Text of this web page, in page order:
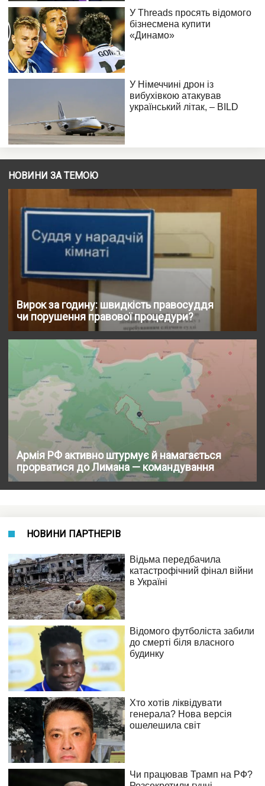
НОВИНИ ЗА ТЕМОЮ
Вирок за годину: швидкість правосуддя
чи порушення правової процедури?
Армія РФ активно штурмує й намагається
прорватися до Лимана — командування
НОВИНИ ПАРТНЕРІВ